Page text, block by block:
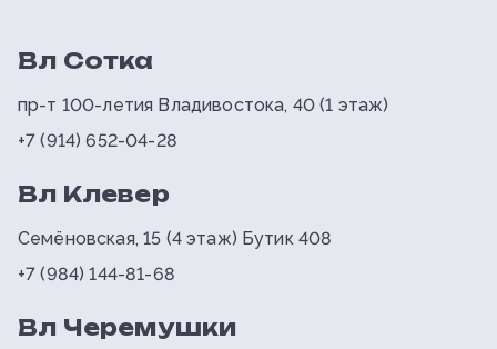
Вл Сотка
пр-т 100-летия Владивостока, 40 (1 этаж)
+7 (914) 652-04-28
Вл Клевер
Семёновская, 15 (4 этаж) Бутик 408
+7 (984) 144-81-68
Вл Черемушки